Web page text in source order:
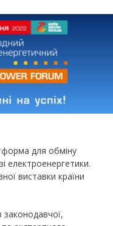
для обміну
електроенергетики.
виставки країни
законодавчої,